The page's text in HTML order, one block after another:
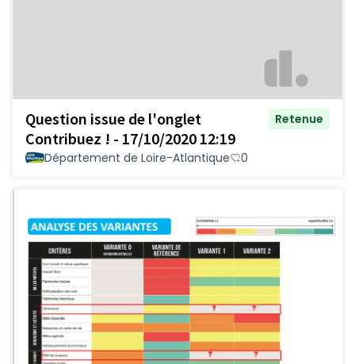
Question issue de l'onglet
Contribuez ! - 17/10/2020 12:19
Retenue
Département de Loire-Atlantique 0